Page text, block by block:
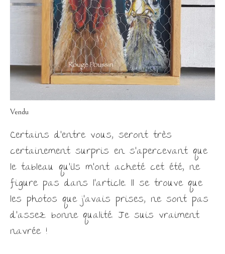
Vendu
Certains d’entre vous, seront très
certainement surpris en s’apercevant que
le tableau qu’ils m’ont acheté cet été, ne
figure pas dans l’article. Il se trouve que
les photos que j’avais prises, ne sont pas
d’assez bonne qualité. Je suis vraiment
navrée !